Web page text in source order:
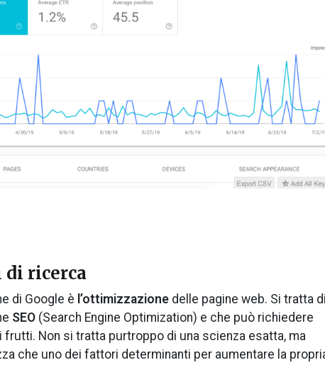
ricerca
di Google è l’ottimizzazione delle pagine web. Si tratta
SEO (Search Engine Optimization) e che può richiedere
Non si tratta purtroppo di una scienza esatta, ma
che uno dei fattori determinanti per aumentare la